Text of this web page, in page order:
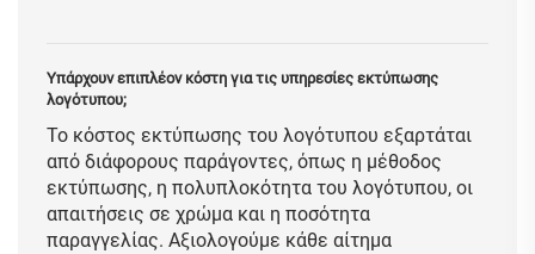
Υπάρχουν επιπλέον κόστη για τις υπηρεσίες εκτύπωσης
λογότυπου;
Το κόστος εκτύπωσης του λογότυπου εξαρτάται
από διάφορους παράγοντες, όπως η μέθοδος
εκτύπωσης, η πολυπλοκότητα του λογότυπου, οι
απαιτήσεις σε χρώμα και η ποσότητα
παραγγελίας. Αξιολογούμε κάθε αίτημα